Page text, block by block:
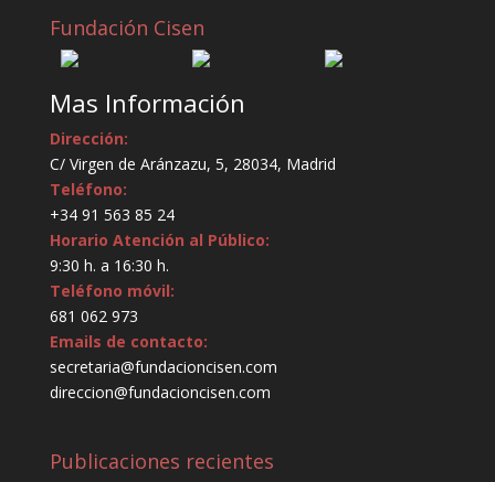
Fundación Cisen
Mas Información
Dirección:
C/ Virgen de Aránzazu, 5, 28034, Madrid
Teléfono:
+34 91 563 85 24
Horario Atención al Público:
9:30 h. a 16:30 h.
Teléfono móvil:
681 062 973
Emails de contacto:
secretaria@fundacioncisen.com
direccion@fundacioncisen.com
Publicaciones recientes